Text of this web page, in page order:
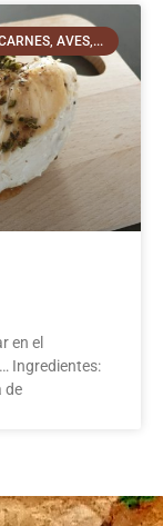
AVES,...
en el
Ingredientes:
de